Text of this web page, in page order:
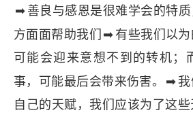
➡善良与感恩是很难学会的特
方面面帮助我们 ➡有些我们以
可能会迎来意想不到的转机；
事，可能最后会带来伤害。
➡
自己的天赋，我们应该为了这